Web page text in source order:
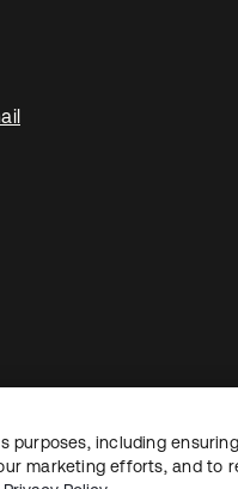
法務プライバシーポリシー
purposes, including
marketing efforts, and to